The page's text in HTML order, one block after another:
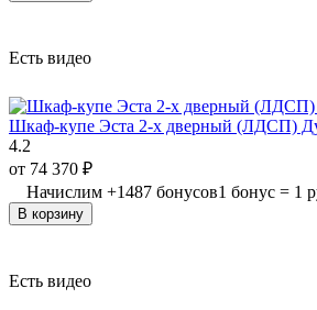
Есть видео
Шкаф-купе Эста 2-х дверный (ЛДСП)
4.2
от 74 370 ₽
Начислим +1487 бонусов1 бонус = 1
В корзину
Есть видео